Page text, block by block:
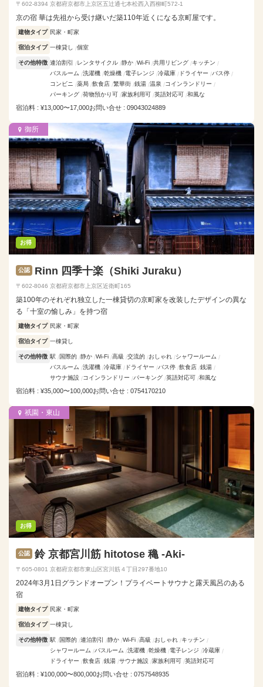
〒602-8394 京都府京都市上京区五辻通七本松西入西柳町572-1
京の宿 華は先祖から受け継いだ築110年近くになる京町屋です。
建物タイプ 民家・町家
宿泊タイプ 一棟貸し 個室
その他特徴 連泊割引 レンタサイクル 静か Wi-Fi 共用リビング
キッチン
バスルーム
洗濯機 乾燥機 電子レンジ 冷蔵庫 ドライヤー
バス停
コンビニ
薬局 飲食店 繁華街 銭湯 温泉
コインランドリー
パーキング 荷物預かり可 家族利用可 英語対応可 和風な
宿泊料 : ¥13,000〜17,000お問い合せ : 09043024889
公認 Rinn 四季十楽（Shiki Juraku）
〒602-8046 京都府京都市上京区近衛町165
御所
築100年のそれぞれ独立した一棟貸切の京町家を改装したデザインの異な
る「十室の愉しみ」を持つ宿
建物タイプ 民家・町家
宿泊タイプ 一棟貸し
その他特徴 駅 国際的 静か Wi-Fi 高級 交流的 おしゃれ
シャワールーム
バスルーム
洗濯機 冷蔵庫 ドライヤー バス停 飲食店 銭湯
サウナ施設
コインランドリー パーキング 英語対応可 和風な
宿泊料 : ¥35,000〜100,000お問い合せ : 0754170210
お得
公認 鈴 京都宮川筋 hitotose 穐 -Aki-
〒605-0801 京都府京都市東山区宮川筋４丁目297番地10
祇園・東山
2024年3月1日グランドオープン！プライベートサウナと露天風呂のある
宿
建物タイプ 民家・町家
宿泊タイプ 一棟貸し
その他特徴 駅 国際的 連泊割引 静か Wi-Fi 高級 おしゃれ
キッチン
シャワールーム
バスルーム 洗濯機 乾燥機 電子レンジ
冷蔵庫
ドライヤー
飲食店 銭湯 サウナ施設 家族利用可 英語対応可
宿泊料 : ¥100,000〜800,000お問い合せ : 0757548935
お得